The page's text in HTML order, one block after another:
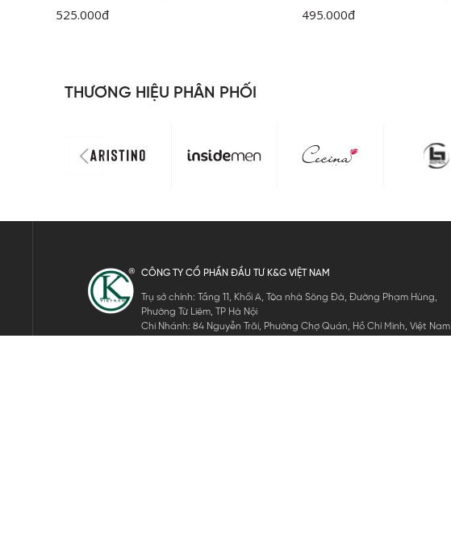
ILS158F0H0
525.000đ
LLS0020Z
495.000đ
THƯƠNG HIỆU PHÂN PHỐI
CÔNG TY CỔ PHẦN ĐẦU TƯ K&G VIỆT NAM
Trụ sở chính: Tầng 11, Khối A, Tòa nhà Sông Đà, Đường Phạm Hùng,
Phường Từ Liêm, TP Hà Nội
Chi Nhánh: 84 Nguyễn Trãi, Phường Chợ Quán, Hồ Chí Minh, Việt Nam